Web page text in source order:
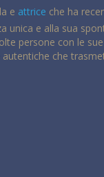
e attrice che ha
unica e alla sua
persone con le
che